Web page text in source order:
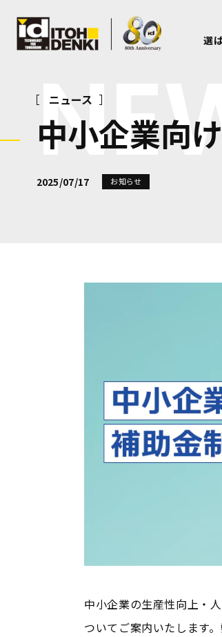
選
ニュース
中小企業向
2025/07/17 お知らせ
中小企業の生産性向上・
ついてご案内いたします